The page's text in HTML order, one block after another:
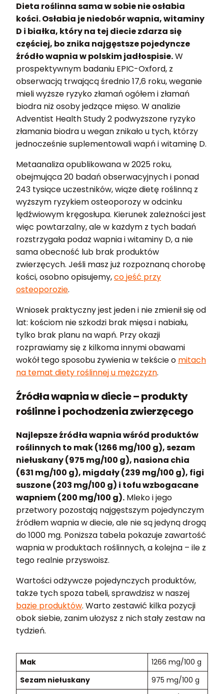
Dieta roślinna sama w sobie nie osłabia
kości. Osłabia je niedobór wapnia, witaminy
D i białka, który na tej diecie zdarza się
częściej, bo znika najgęstsze pojedyncze
źródło wapnia w polskim jadłospisie.W
prospektywnym badaniu EPIC-Oxford, z
obserwacją trwającą średnio 17,6 roku, weganie
mieli wyższe ryzyko złamań ogółem i złamań
biodra niż osoby jedzące mięso. W analizie
Adventist Health Study 2 podwyższone ryzyko
złamania biodra u wegan znikało u tych, którzy
jednocześnie suplementowali wapń i witaminę D.
Metaanaliza opublikowana w 2025 roku,
obejmująca 20 badań obserwacyjnych i ponad
243 tysiące uczestników, wiąże dietę roślinną z
wyższym ryzykiem osteoporozy w odcinku
lędźwiowym kręgosłupa. Kierunek zależności jest
więc powtarzalny, ale w każdym z tych badań
rozstrzygała podaż wapnia i witaminy D, a nie
sama obecność lub brak produktów
zwierzęcych. Jeśli masz już rozpoznaną chorobę
kości, osobno opisujemy,co jeść przy
osteoporozie.
Wniosek praktyczny jest jeden i nie zmienił się od
lat: kościom nie szkodzi brak mięsa i nabiału,
tylko brak planu na wapń. Przy okazji
rozprawiamy się z kilkoma innymi obawami
wokół tego sposobu żywienia w tekście o mitach
na temat diety roślinnej u mężczyzn.
Źródła wapnia w diecie – produkty
roślinne i pochodzenia zwierzęcego
Najlepsze źródła wapnia wśród produktów
roślinnych to mak (1266 mg/100 g), sezam
niełuskany (975 mg/100 g), nasiona chia
(631 mg/100 g), migdały (239 mg/100 g), figi
suszone (203 mg/100 g) i tofu wzbogacane
wapniem (200 mg/100 g). Mleko i jego
przetwory pozostają najgęstszym pojedynczym
źródłem wapnia w diecie, ale nie są jedyną drogą
do 1000 mg. Poniższa tabela pokazuje zawartość
wapnia w produktach roślinnych, a kolejna – ile z
tego realnie przyswoisz.
Wartości odżywcze pojedynczych produktów,
także tych spoza tabeli, sprawdzisz w naszej
bazie produktów. Warto zestawić kilka pozycji
obok siebie, zanim ułożysz z nich stały zestaw na
tydzień.
Mak
1266 mg/100 g
Sezam niełuskany
975 mg/100 g